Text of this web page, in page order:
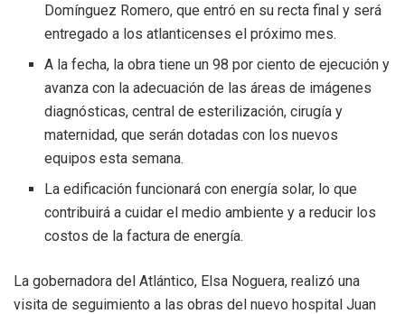
Domínguez Romero, que entró en su recta final y será
entregado a los atlanticenses el próximo mes.
A la fecha, la obra tiene un 98 por ciento de ejecución y
avanza con la adecuación de las áreas de imágenes
diagnósticas, central de esterilización, cirugía y
maternidad, que serán dotadas con los nuevos
equipos esta semana.
La edificación funcionará con energía solar, lo que
contribuirá a cuidar el medio ambiente y a reducir los
costos de la factura de energía.
La gobernadora del Atlántico, Elsa Noguera, realizó una
visita de seguimiento a las obras del nuevo hospital Juan